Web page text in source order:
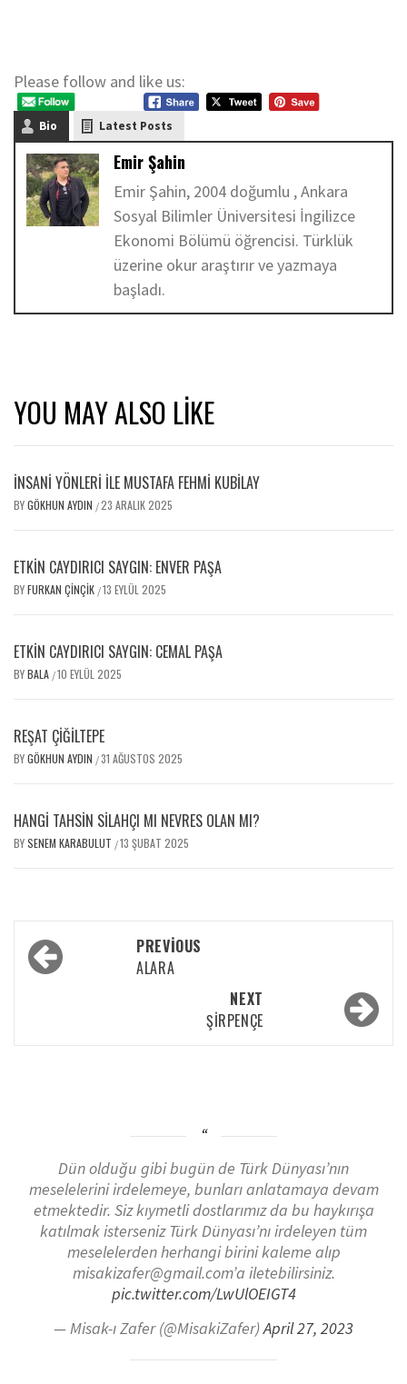
Please follow and like us:
Bio Latest Posts
Emir Şahin
Emir Şahin, 2004 doğumlu , Ankara
Sosyal Bilimler Üniversitesi İngilizce
Ekonomi Bölümü öğrencisi. Türklük
üzerine okur araştırır ve yazmaya
başladı.
YOU MAY ALSO LIKE
İNSANİ YÖNLERİ İLE MUSTAFA FEHMİ KUBİLAY
BYGÖKHUN AYDIN /23 ARALIK 2025
ETKİN CAYDIRICI SAYGIN: ENVER PAŞA
BYFURKAN ÇINÇIK /13 EYLÜL 2025
ETKİN CAYDIRICI SAYGIN: CEMAL PAŞA
BYBALA /10 EYLÜL 2025
REŞAT ÇİĞİLTEPE
BYGÖKHUN AYDIN /31 AĞUSTOS 2025
HANGİ TAHSİN SİLAHÇI MI NEVRES OLAN MI?
BYSENEM KARABULUT /13 ŞUBAT 2025
PREVIOUS
ALARA
NEXT
ŞİRPENÇE
Dün olduğu gibi bugün de Türk Dünyası’nın
meselelerini irdelemeye, bunları anlatamaya devam
etmektedir. Siz kıymetli dostlarımız da bu haykırışa
katılmak isterseniz Türk Dünyası’nı irdeleyen tüm
meselelerden herhangi birini kaleme alıp
misakizafer@gmail.com’a iletebilirsiniz.
pic.twitter.com/LwUlOEIGT4
— Misak-ı Zafer (@MisakiZafer)April 27, 2023